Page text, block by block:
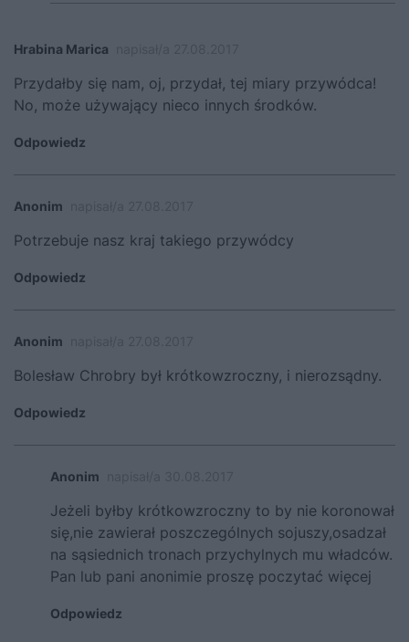
Hrabina Marica
Przydałby się nam, oj, przydał, tej miary przywódca!
No, może używający nieco innych środków.
Odpowiedz
Anonim
Potrzebuje nasz kraj takiego przywódcy
Odpowiedz
Anonim
Bolesław Chrobry był krótkowzroczny, i nierozsądny.
Odpowiedz
Anonim
Jeżeli byłby krótkowzroczny to by nie koronował
się,nie zawierał poszczególnych sojuszy,osadzał
na sąsiednich tronach przychylnych mu władców.
Pan lub pani anonimie proszę poczytać więcej
Odpowiedz